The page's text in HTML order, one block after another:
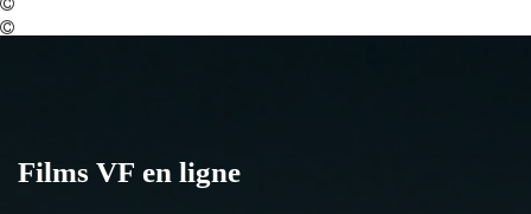
Films VF en ligne